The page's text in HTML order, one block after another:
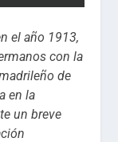
el año 1913,
con la
de
en la
un breve